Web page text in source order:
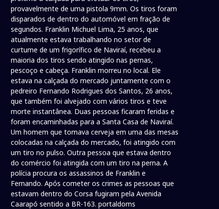
provavelmente de uma pistola 9mm. Os tiros foram
disparados de dentro do automóvel em fração de
segundos. Franklin Michuel Lima, 25 anos, que
atualmente estava trabalhando no setor de
curtume de um frigorífico de Naviraí, recebeu a
maioria dos tiros sendo atingido nas pernas,
pescoço e cabeça. Franklin morreu no local. Ele
estava na calçada do mercado juntamente com o
pedreiro Fernando Rodrigues dos Santos, 26 anos,
que também foi alvejado com vários tiros e teve
morte instantânea. Duas pessoas ficaram feridas e
foram encaminhadas para a Santa Casa de Naviraí.
Um homem que tomava cerveja em uma das mesas
colocadas na calçada do mercado, foi atingido com
um tiro no pulso. Outra pessoa que estava dentro
do comércio foi atingida com um tiro na perna. A
polícia procura os assassinos de Franklin e
Fernando. Após cometer os crimes as pessoas que
estavam dentro do Corsa fugiram pela Avenida
Caarapó sentido a BR-163. portaldoms